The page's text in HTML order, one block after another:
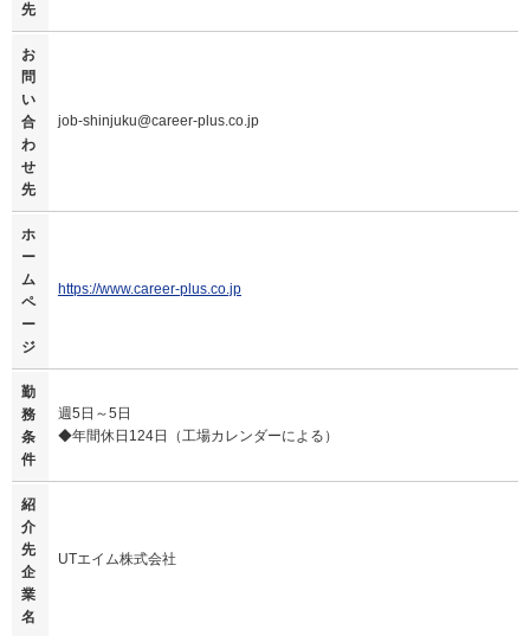
先
お
問
い
合
わ
せ
先
job-shinjuku@career-plus.co.jp
ホ
ー
ム
ペ
ー
ジ
https://www.career-plus.co.jp
勤
務
条
件
週5日～5日
◆年間休日124日（工場カレンダーによる）
紹
介
先
企
業
名
UTエイム株式会社